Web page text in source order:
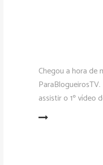
Chegou a hora de
assistir o 1º vídeo
READ MORE